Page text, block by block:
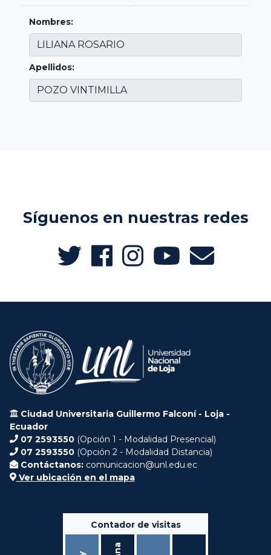
Nombres:
Apellidos:
Síguenos en nuestras redes
Ciudad Universitaria Guillermo Falconí - Loja -
Ecuador
07 2593550 (Opción 1 - Modalidad Presencial)
07 2593550 (Opción 2 - Modalidad Distancia)
Contáctanos: comunicacion@unl.edu.ec
Ver ubicación en el mapa
Contador de visitas